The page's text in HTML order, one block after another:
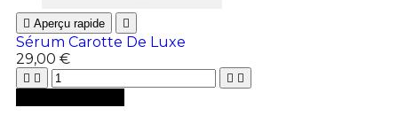
 Aperçu rapide 
Sérum Carotte De Luxe
29,00 €
   